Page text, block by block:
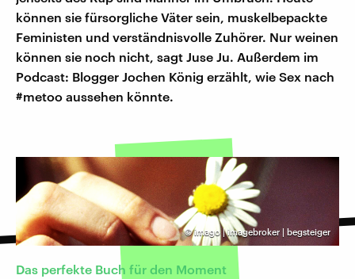
können sie fürsorgliche Väter sein, muskelbepackte
Feministen und verständnisvolle Zuhörer. Nur weinen
können sie noch nicht, sagt Juse Ju. Außerdem im
Podcast: Blogger Jochen König erzählt, wie Sex nach
#metoo aussehen könnte.
©imago | imagebroker | begsteiger
Das perfekte Buch für den Moment